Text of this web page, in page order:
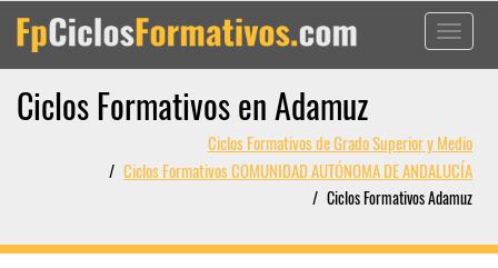
Toggle
Ciclos Formativos en Adamuz
Ciclos Formativos de Grado Superior y Medio
Ciclos Formativos COMUNIDAD AUTÓNOMA DE ANDALUCÍA
Ciclos Formativos Adamuz